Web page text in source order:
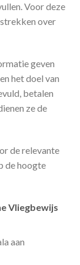
Voor deze
over
geven
het doel van
betalen
ze de
de relevante
de hoogte
Vliegbewijs
aan